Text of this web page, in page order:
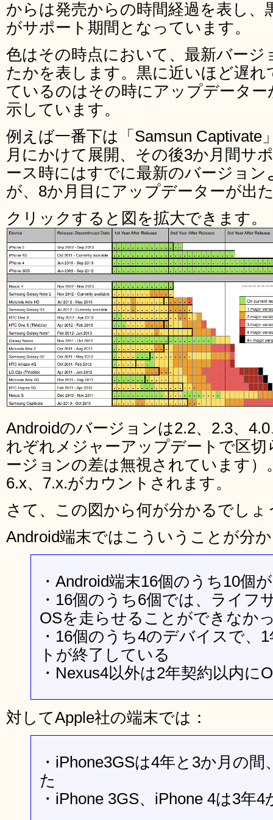
からは発売からの時間経過を表し、
がサポート期間となっています。
色はその時点において、最新バー
たかを表します。黒に近いほど遅
ているのはその時にアップデータ
示しています。
例えば一番下は「Samsun Captivate
月にかけて展開、その後3か月間サ
ース時にはすでに最新のバージョ
が、8か月目にアップデーターが出
クリックすると図を拡大できます。
Androidのバージョンは2.2、2.3、
れぞれメジャーアップデートで区
ージョンの差は無視されています）
6.x、7.x.がカウントされます。
さて、この図から何が分かるでしょ
Android端末ではこういうことが分
・Android端末16個のうち10個
・16個のうち6個では、ライフ
OSを走らせることができなか
・16個のうち4のデバイスで、
トが終了している
・Nexus4以外は2年契約以内に
対してApple社の端末では：
・iPhone3GSは4年と3か月の
た
・iPhone 3GS、iPhone 4は3年